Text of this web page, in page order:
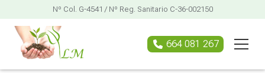
Nº Col. G-4541 / Nº Reg. Sanitario C-36-002150
664 081 267